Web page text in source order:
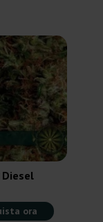
Diesel
ora